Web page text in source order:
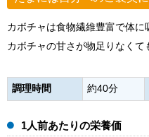
カボチャは食物繊維豊富で体に
カボチャの甘さが物足りなく
調理時間 約40分
1人前あたりの栄養価